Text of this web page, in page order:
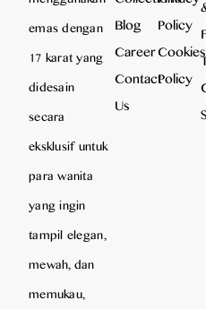
emas dengan
17 karat yang
didesain
secara
eksklusif untuk
para wanita
yang ingin
tampil elegan,
mewah, dan
memukau,
Blog
Career
Contact
Us
Policy
Cookies
Policy